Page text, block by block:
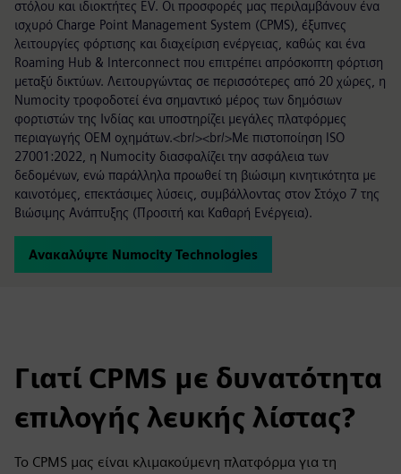
στόλου και ιδιοκτήτες EV. Οι προσφορές μας περιλαμβάνουν ένα
ισχυρό Charge Point Management System (CPMS), έξυπνες
λειτουργίες φόρτισης και διαχείριση ενέργειας, καθώς και ένα
Roaming Hub & Interconnect που επιτρέπει απρόσκοπτη φόρτιση
μεταξύ δικτύων. Λειτουργώντας σε περισσότερες από 20 χώρες, η
Numocity τροφοδοτεί ένα σημαντικό μέρος των δημόσιων
φορτιστών της Ινδίας και υποστηρίζει μεγάλες πλατφόρμες
περιαγωγής OEM οχημάτων.<br/><br/>Με πιστοποίηση ISO
27001:2022, η Numocity διασφαλίζει την ασφάλεια των
δεδομένων, ενώ παράλληλα προωθεί τη βιώσιμη κινητικότητα με
καινοτόμες, επεκτάσιμες λύσεις, συμβάλλοντας στον Στόχο 7 της
Βιώσιμης Ανάπτυξης (Προσιτή και Καθαρή Ενέργεια).
Ανακαλύψτε Numocity Technologies
Γιατί CPMS με δυνατότητα
επιλογής λευκής λίστας?
Το CPMS μας είναι κλιμακούμενη πλατφόρμα για τη